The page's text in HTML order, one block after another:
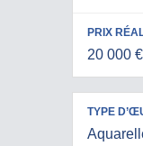
20 000